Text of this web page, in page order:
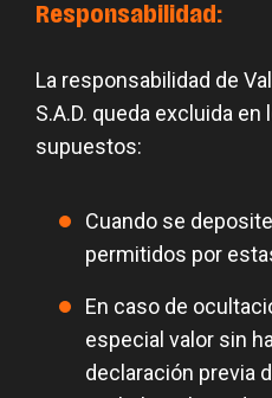
Responsabilidad:
La responsabilidad de
S.A.D. queda excluida
supuestos:
Cuando se
permitidos por
En caso de
especial valor sin
declaración previa